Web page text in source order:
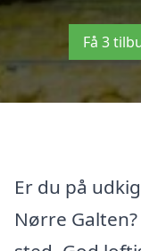
Få 3
Er du på
Nørre